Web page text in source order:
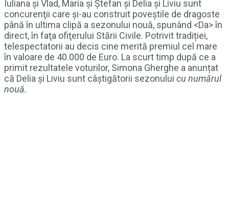
Iuliana şi Vlad, Maria şi Ştefan şi Delia şi Liviu sunt
concurenţii care și-au construit poveștile de dragoste
până în ultima clipă a sezonului nouă, spunând <Da> în
direct, în faţa ofiţerului Stării Civile. Potrivit tradiției,
telespectatorii au decis cine merită premiul cel mare
în valoare de 40.000 de Euro. La scurt timp după ce a
primit rezultatele voturilor, Simona Gherghe a anunțat
că Delia şi Liviu sunt câştigătorii sezonului cu numărul
nouă.